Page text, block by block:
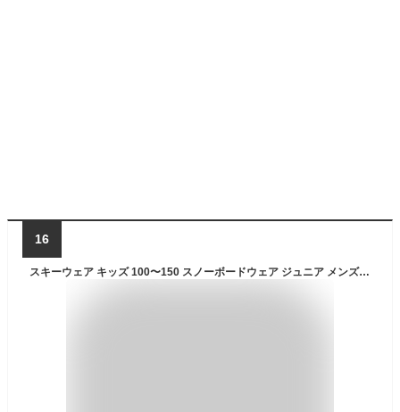
16
スキーウェア キッズ 100〜150 スノーボードウェア ジュニア メンズ レディース スノボ スノーボード スノボー スキー スノボウェア スノボーウェア スノーウェア ボードウェア ジャケット パンツ ウェア ウエア 激安 子供用 PJS-108NW